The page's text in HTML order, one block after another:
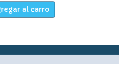
al carro